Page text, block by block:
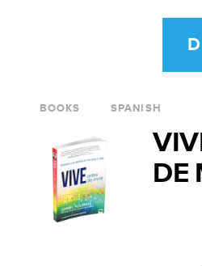
BOOKS SPANISH
DE